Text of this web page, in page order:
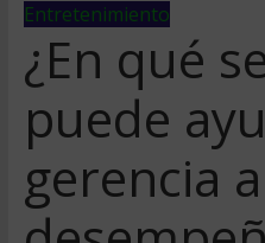
Entretenimiento
¿En qué
puede
gerencia